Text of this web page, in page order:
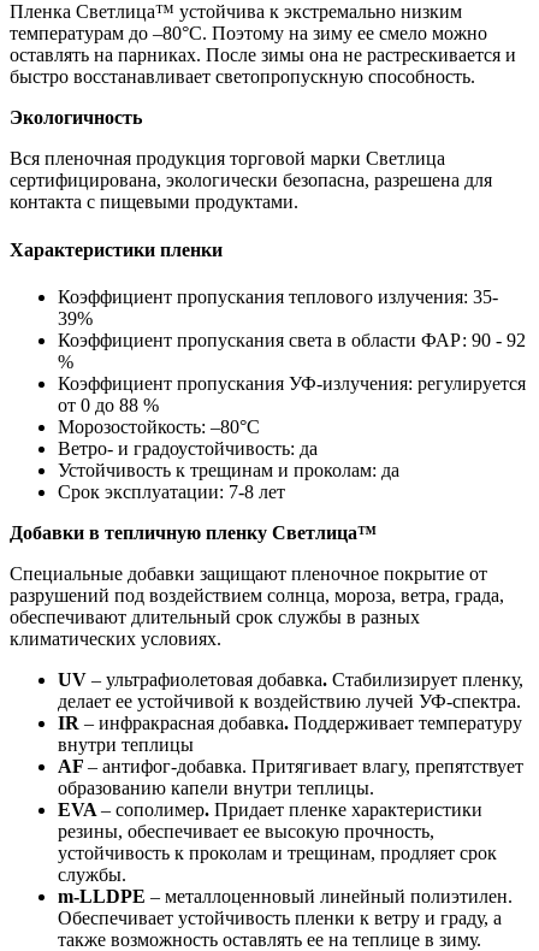
Пленка Светлица™ устойчива к экстремально низким
температурам до –80°С. Поэтому на зиму ее смело можно
оставлять на парниках. После зимы она не растрескивается и
быстро восстанавливает светопропускную способность.
Экологичность
Вся пленочная продукция торговой марки Светлица
сертифицирована, экологически безопасна, разрешена для
контакта с пищевыми продуктами.
Характеристики пленки
Коэффициент пропускания теплового излучения: 35-
39%
Коэффициент пропускания света в области ФАР: 90 - 92
%
Коэффициент пропускания УФ-излучения: регулируется
от 0 до 88 %
Морозостойкость: –80°С
Ветро- и градоустойчивость: да
Устойчивость к трещинам и проколам: да
Срок эксплуатации: 7-8 лет
Добавки в тепличную пленку Светлица™
Специальные добавки защищают пленочное покрытие от
разрушений под воздействием солнца, мороза, ветра, града,
обеспечивают длительный срок службы в разных
климатических условиях.
UV – ультрафиолетовая добавка. Стабилизирует пленку,
делает ее устойчивой к воздействию лучей УФ-спектра.
IR – инфракрасная добавка. Поддерживает температуру
внутри теплицы
AF – антифог-добавка. Притягивает влагу, препятствует
образованию капели внутри теплицы.
EVA – сополимер. Придает пленке характеристики
резины, обеспечивает ее высокую прочность,
устойчивость к проколам и трещинам, продляет срок
службы.
m-LLDPE – металлоценновый линейный полиэтилен.
Обеспечивает устойчивость пленки к ветру и граду, а
также возможность оставлять ее на теплице в зиму.